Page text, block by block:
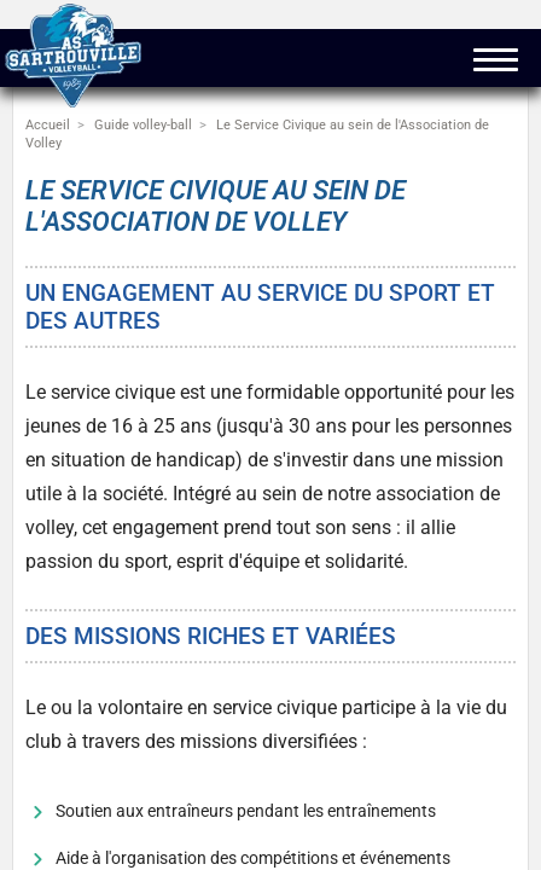
Accueil Guide volley-ball
Le Service Civique au sein de l'Association de
Volley
LE SERVICE CIVIQUE AU SEIN DE
L'ASSOCIATION DE VOLLEY
UN ENGAGEMENT AU SERVICE DU SPORT ET
DES AUTRES
Le service civique est une formidable opportunité pour les
jeunes de 16 à 25 ans (jusqu'à 30 ans pour les personnes
en situation de handicap) de s'investir dans une mission
utile à la société. Intégré au sein de notre association de
volley, cet engagement prend tout son sens : il allie
passion du sport, esprit d'équipe et solidarité.
DES MISSIONS RICHES ET VARIÉES
Le ou la volontaire en service civique participe à la vie du
club à travers des missions diversifiées :
Soutien aux entraîneurs pendant les entraînements
Aide à l'organisation des compétitions et événements